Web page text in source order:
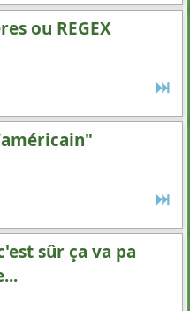
ou REGEX
sûr ça va pa